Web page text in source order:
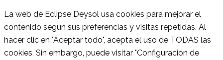
La web de Eclipse Deysol usa cookies para mejorar el
contenido según sus preferencias y visitas repetidas. Al
hacer clic en "Aceptar todo", acepta el uso de TODAS las
cookies. Sin embargo, puede visitar "Configuración de